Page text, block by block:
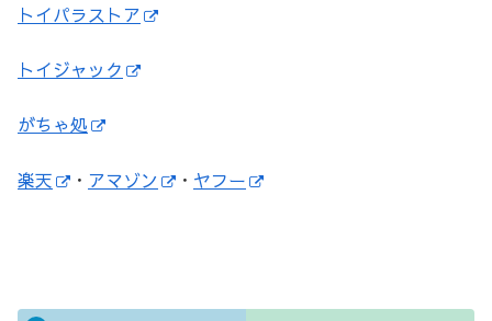
トイパラストア
トイジャック
がちゃ処
楽天 ・ アマゾン ・ ヤフー